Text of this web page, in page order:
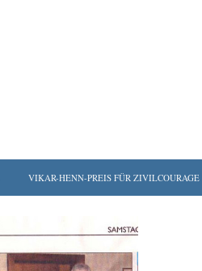
VIKAR-HENN-PREIS FÜR ZIVILCOURAGE